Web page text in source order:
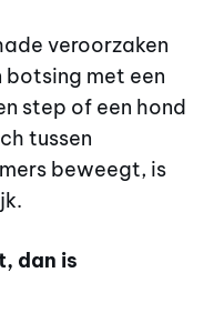
veroorzaken
botsing met een
step of een hond
tussen
beweegt, is
dan is